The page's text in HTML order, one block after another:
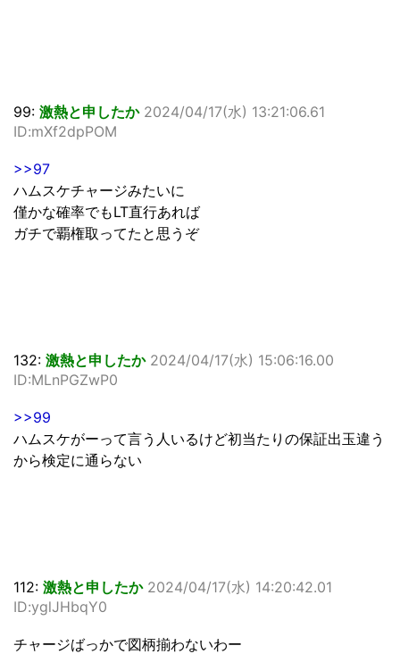
99: 激熱と申したか 2024/04/17(水) 13:21:06.61
ID:mXf2dpPOM
>>97
ハムスケチャージみたいに
僅かな確率でもLT直行あれば
ガチで覇権取ってたと思うぞ
132: 激熱と申したか 2024/04/17(水) 15:06:16.00
ID:MLnPGZwP0
>>99
ハムスケがーって言う人いるけど初当たりの保証出玉違う
から検定に通らない
112: 激熱と申したか 2024/04/17(水) 14:20:42.01
ID:yglJHbqY0
チャージばっかで図柄揃わないわー